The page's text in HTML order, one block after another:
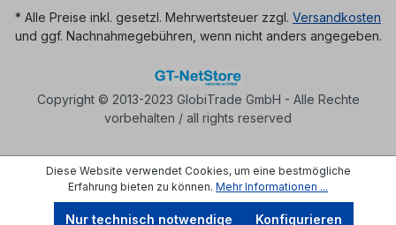
* Alle Preise inkl. gesetzl. Mehrwertsteuer zzgl. Versandkosten
und ggf. Nachnahmegebühren, wenn nicht anders angegeben.
Copyright © 2013-2023 GlobiTrade GmbH - Alle Rechte
vorbehalten / all rights reserved
Diese Website verwendet Cookies, um eine bestmögliche
Erfahrung bieten zu können. Mehr Informationen ...
Nur technisch notwendige Konfigurieren